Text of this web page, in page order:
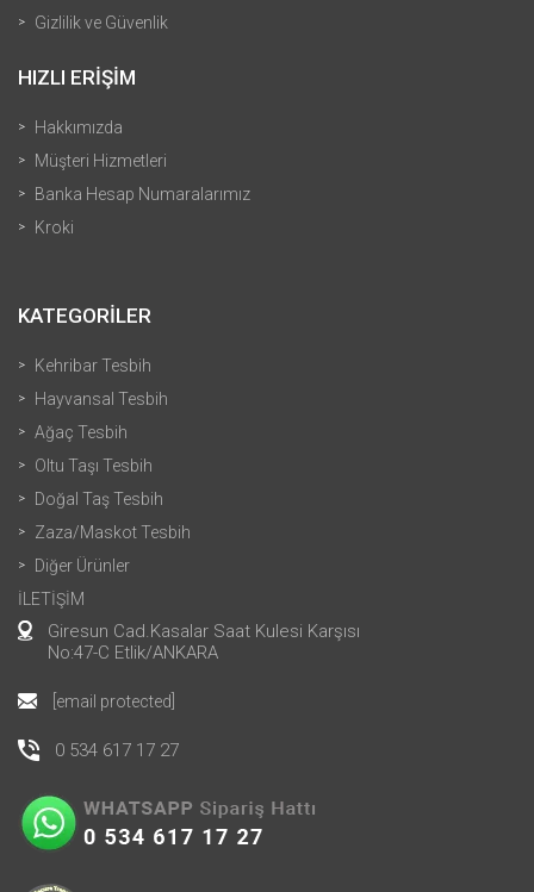
Gizlilik ve Güvenlik
HIZLI ERİŞİM
Hakkımızda
Müşteri Hizmetleri
Banka Hesap Numaralarımız
Kroki
KATEGORİLER
Kehribar Tesbih
Hayvansal Tesbih
Ağaç Tesbih
Oltu Taşı Tesbih
Doğal Taş Tesbih
Zaza/Maskot Tesbih
Diğer Ürünler
İLETİŞİM
Giresun Cad.Kasalar Saat Kulesi Karşısı
No:47-C Etlik/ANKARA
[email protected]
0 534 617 17 27